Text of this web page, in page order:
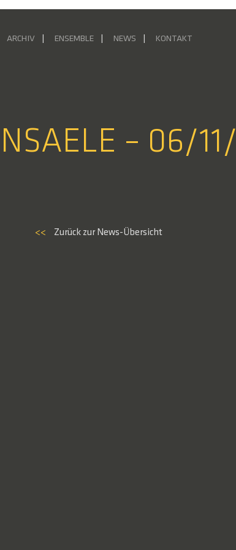
ARCHIV ENSEMBLE NEWS KONTAKT
– 06/
<< Zurück zur News-Übersicht